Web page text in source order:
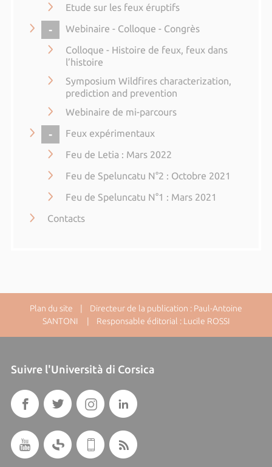
Etude sur les feux éruptifs
COLLAPSE
Webinaire - Colloque - Congrès
Colloque - Histoire de feux, feux dans
l’histoire
Symposium Wildfires characterization,
prediction and prevention
Webinaire de mi-parcours
COLLAPSE
Feux expérimentaux
Feu de Letia : Mars 2022
Feu de Speluncatu N°2 : Octobre 2021
Feu de Speluncatu N°1 : Mars 2021
Contacts
Plan du site | Directeur de la publication : Paul-Antoine
SANTONI | Responsable éditorial : Lucile ROSSI
Suivre l'Università di Corsica